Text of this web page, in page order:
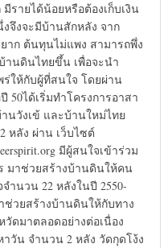
รายได้น้อยหรือต้องเก็บเงิน
จึงจะมีบ้านสักหลัง จาก
าก ต้นทุนไม่แพง สามารถพึ่ง
านดินไทยขึ้น เพื่อจะนำ
ร่ให้กับผู้ที่สนใจ โดยผ่าน
50ได้เริ่มทำโครงการอาสา
วังเข้ และบ้านใหม่ไทย
หลัง ผ่าน เว็บไซต์
มีผู้สนใจเข้าร่วม
มาช่วยสร้างบ้านดินให้คน
ำนวน 22 หลังในปี 2550-
ช่วยสร้างบ้านดินให้กับทาง
ดมาตลอดอย่างต่อเนื่อง
วัน จำนวน 2 หลัง วัดกุดโง้ง